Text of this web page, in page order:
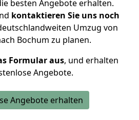
besten Angebote erhalten.
kontaktieren Sie uns noch
Umzug von
Bochum zu planen.
Formular aus, und erhalten
Angebote.
Angebote erhalten